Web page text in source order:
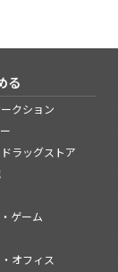
る
クション
ラッグストア
ゲーム
オフィス